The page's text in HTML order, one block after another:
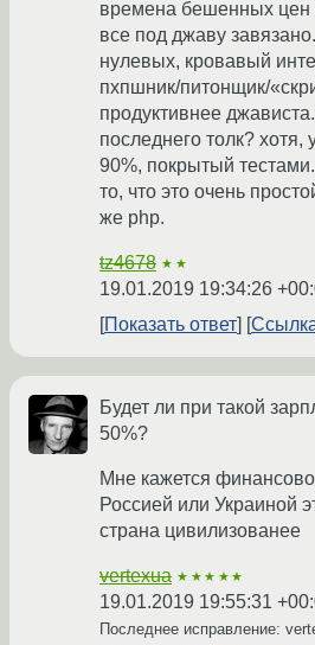
времена бешенных цен
все под джаву
нулевых, кровавый
пхпшник/питонщик/
продуктивнее
последнего толк? хотя,
90%, покрытый
то, что это очень
же php.
tz4678 ★★
19.01.2019 19:34:26
Показать ответ
Будет ли при такой
50%?
Мне кажется
Россией или Украиной
страна цивилизованее
vertexua ★★★★★
19.01.2019 19:55:31
Последнее исправление: